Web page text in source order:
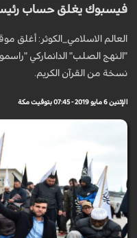
فيسبوك يغلق حساب رئيس
العالم الاسلامي_الكوثر:
"النهج الصلب" الدانماركي
نسخة من القرآن الكريم.
الإثنين 6 مايو 2019 - 07:45 بتوقيت مكة